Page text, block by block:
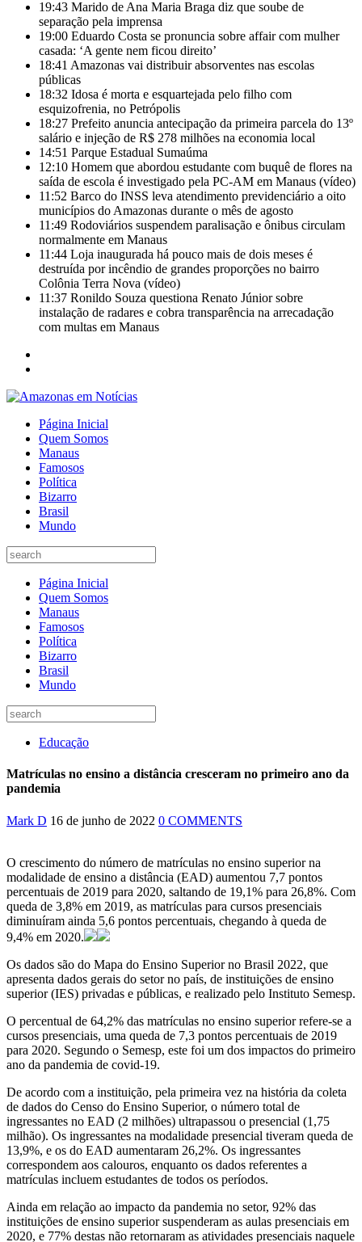
19:43 Marido de Ana Maria Braga diz que soube de
separação pela imprensa
19:00 Eduardo Costa se pronuncia sobre affair com mulher
casada: ‘A gente nem ficou direito’
18:41 Amazonas vai distribuir absorventes nas escolas
públicas
18:32 Idosa é morta e esquartejada pelo filho com
esquizofrenia, no Petrópolis
18:27 Prefeito anuncia antecipação da primeira parcela do 13º
salário e injeção de R$ 278 milhões na economia local
14:51 Parque Estadual Sumaúma
12:10 Homem que abordou estudante com buquê de flores na
saída de escola é investigado pela PC-AM em Manaus (vídeo)
11:52 Barco do INSS leva atendimento previdenciário a oito
municípios do Amazonas durante o mês de agosto
11:49 Rodoviários suspendem paralisação e ônibus circulam
normalmente em Manaus
11:44 Loja inaugurada há pouco mais de dois meses é
destruída por incêndio de grandes proporções no bairro
Colônia Terra Nova (vídeo)
11:37 Ronildo Souza questiona Renato Júnior sobre
instalação de radares e cobra transparência na arrecadação
com multas em Manaus
Página Inicial
Quem Somos
Manaus
Famosos
Política
Bizarro
Brasil
Mundo
Página Inicial
Quem Somos
Manaus
Famosos
Política
Bizarro
Brasil
Mundo
Educação
Matrículas no ensino a distância cresceram no primeiro ano da
pandemia
Mark D 16 de junho de 2022 0 COMMENTS
O crescimento do número de matrículas no ensino superior na
modalidade de ensino a distância (EAD) aumentou 7,7 pontos
percentuais de 2019 para 2020, saltando de 19,1% para 26,8%. Com
queda de 3,8% em 2019, as matrículas para cursos presenciais
diminuíram ainda 5,6 pontos percentuais, chegando à queda de
9,4% em 2020.
Os dados são do Mapa do Ensino Superior no Brasil 2022, que
apresenta dados gerais do setor no país, de instituições de ensino
superior (IES) privadas e públicas, e realizado pelo Instituto Semesp.
O percentual de 64,2% das matrículas no ensino superior refere-se a
cursos presenciais, uma queda de 7,3 pontos percentuais de 2019
para 2020. Segundo o Semesp, este foi um dos impactos do primeiro
ano da pandemia de covid-19.
De acordo com a instituição, pela primeira vez na história da coleta
de dados do Censo do Ensino Superior, o número total de
ingressantes no EAD (2 milhões) ultrapassou o presencial (1,75
milhão). Os ingressantes na modalidade presencial tiveram queda de
13,9%, e os do EAD aumentaram 26,2%. Os ingressantes
correspondem aos calouros, enquanto os dados referentes a
matrículas incluem estudantes de todos os períodos.
Ainda em relação ao impacto da pandemia no setor, 92% das
instituições de ensino superior suspenderam as aulas presenciais em
2020, e 77% destas não retornaram as atividades presenciais naquele